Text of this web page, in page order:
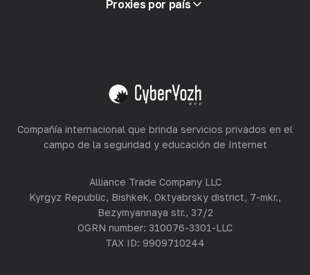
Reventa
Proxies por país
Ver todo
Compañía internacional que brinda servicios privados en el
campo de la seguridad y educación de Internet
Alliance Trade Company LLC
Kyrgyz Republic, Bishkek, Oktyabrsky district, 7-mkr.,
Bezymyannaya str., 37/2
OGRN number: 310076-3301-LLC
TAX ID: 9909710244